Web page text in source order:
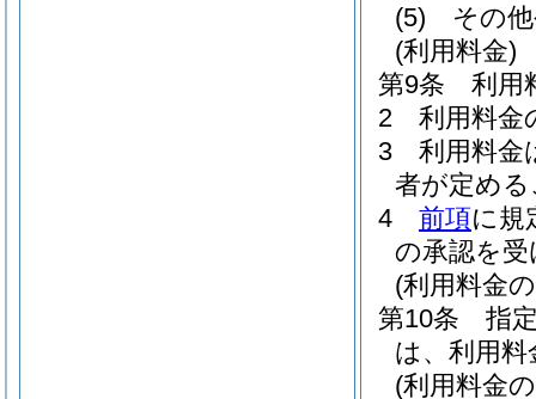
(5)
その
(利用料金)
第9条
利用
2
利用料金
3
利用料金
者が定め
4
前項に規
の承認を
(利用料金
第10条
指
は、利用
(利用料金